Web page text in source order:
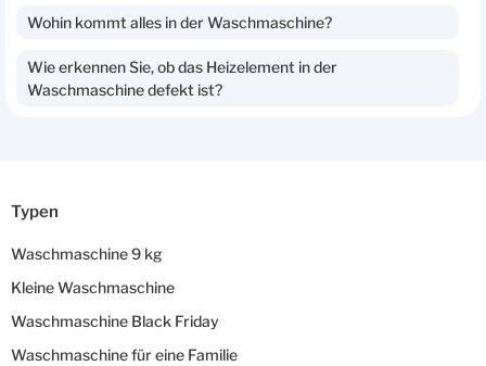
Wohin kommt alles in der Waschmaschine?
Wie erkennen Sie, ob das Heizelement in der
Waschmaschine defekt ist?
Typen
Waschmaschine 9 kg
Kleine Waschmaschine
Waschmaschine Black Friday
Waschmaschine für eine Familie